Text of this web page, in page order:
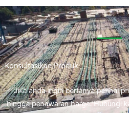
Konsultasikan Produk
Jika anda ingin bertanya perihal
hingga penawaran harga. Hubungi